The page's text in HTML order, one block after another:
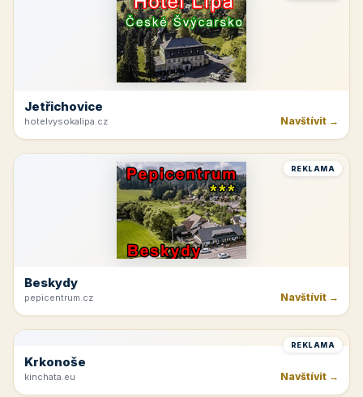
Jetřichovice
hotelvysokalipa.cz Navštívit →
REKLAMA
Beskydy
pepicentrum.cz Navštívit →
REKLAMA